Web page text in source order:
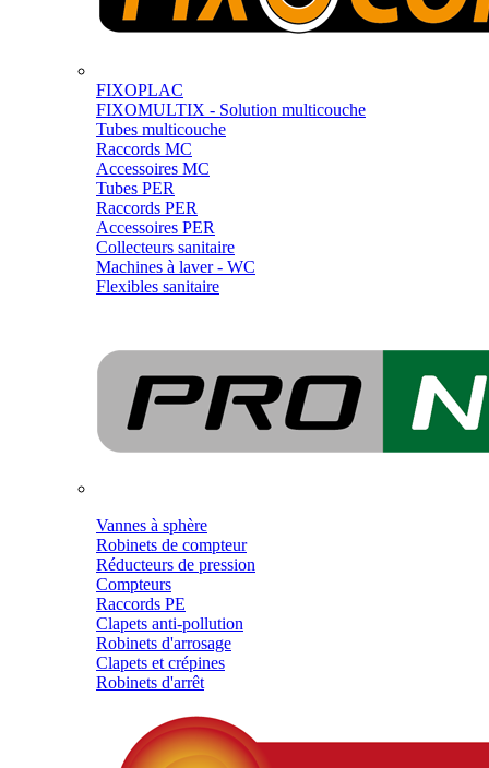
FIXOPLAC
FIXOMULTIX - Solution multicouche
Tubes multicouche
Raccords MC
Accessoires MC
Tubes PER
Raccords PER
Accessoires PER
Collecteurs sanitaire
Machines à laver - WC
Flexibles sanitaire
Vannes à sphère
Robinets de compteur
Réducteurs de pression
Compteurs
Raccords PE
Clapets anti-pollution
Robinets d'arrosage
Clapets et crépines
Robinets d'arrêt